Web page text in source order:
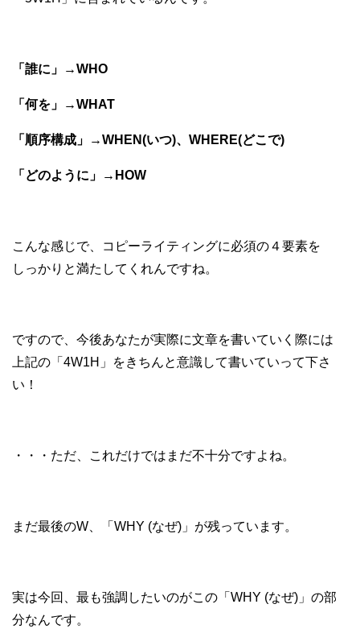
「誰に」→WHO
「何を」→WHAT
「順序構成」→WHEN(いつ)、WHERE(どこで)
「どのように」→HOW
こんな感じで、コピーライティングに必須の４要素を
しっかりと満たしてくれんですね。
ですので、今後あなたが実際に文章を書いていく際には
上記の「4W1H」をきちんと意識して書いていって下さ
い！
・・・ただ、これだけではまだ不十分ですよね。
まだ最後のW、「WHY (なぜ)」が残っています。
実は今回、最も強調したいのがこの「WHY (なぜ)」の部
分なんです。